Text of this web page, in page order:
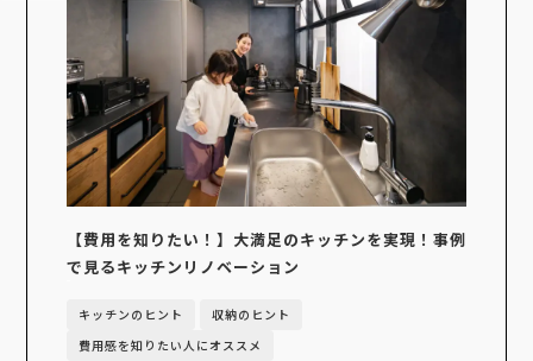
【費用を知りたい！】大満足のキッチンを実現！事例
で見るキッチンリノベーション
キッチンのヒント
収納のヒント
費用感を知りたい人にオススメ